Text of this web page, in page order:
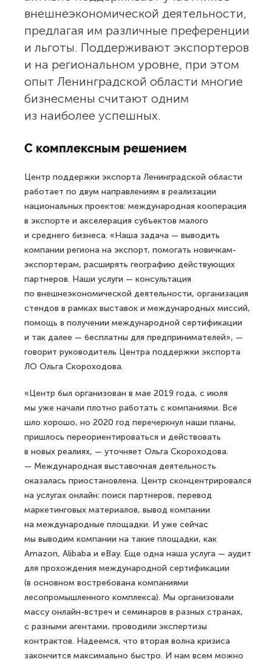
внешнеэкономической деятельности,
предлагая им различные преференции
и льготы. Поддерживают экспортеров
и на региональном уровне, при этом
опыт Ленинградской области многие
бизнесмены считают одним
из наиболее успешных.
С комплексным решением
Центр поддержки экспорта Ленинградской области
работает по двум направлениям в реализации
национальных проектов: международная кооперация
в экспорте и акселерация субъектов малого
и среднего бизнеса. «Наша задача — выводить
компании региона на экспорт, помогать новичкам-
экспортерам, расширять географию действующих
партнеров. Наши услуги — консультация
по внешнеэкономической деятельности, организация
стендов в рамках выставок и международных миссий,
помощь в получении международной сертификации
и так далее — бесплатны для предпринимателей», —
говорит руководитель Центра поддержки экспорта
ЛО Ольга Скороходова.
«Центр был организован в мае 2019 года, с июля
мы уже начали плотно работать с компаниями. Все
шло хорошо, но 2020 год перечеркнул наши планы,
пришлось переориентироваться и действовать
в новых реалиях, — уточняет Ольга Скороходова.
— Международная выставочная деятельность
оказалась приостановлена. Центр сконцентрировался
на услугах онлайн: поиск партнеров, перевод
маркетинговых материа­лов, вывод компании
на международные площадки. И уже сейчас
мы выводим компании на такие площадки, как
Amazon, Alibaba и eBay. Еще одна наша услуга — аудит
для прохождения международной сертификации
(в основном востребована компаниями
лесопромышленного комплекса). Мы организовали
массу онлайн-встреч и семинаров в разных странах,
с разными агентами, проводили экспертизы
контрактов. Надеемся, что вторая волна кризиса
закончится максимально быстро. И нам всем можно